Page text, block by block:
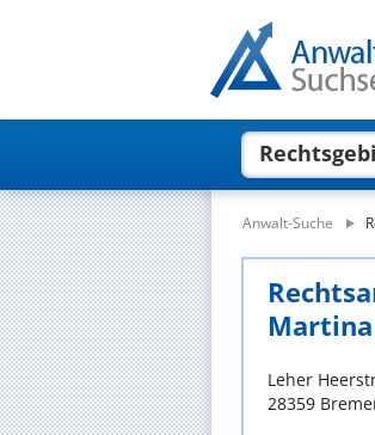
Anwalt-Suche
Martina
Leher
28359